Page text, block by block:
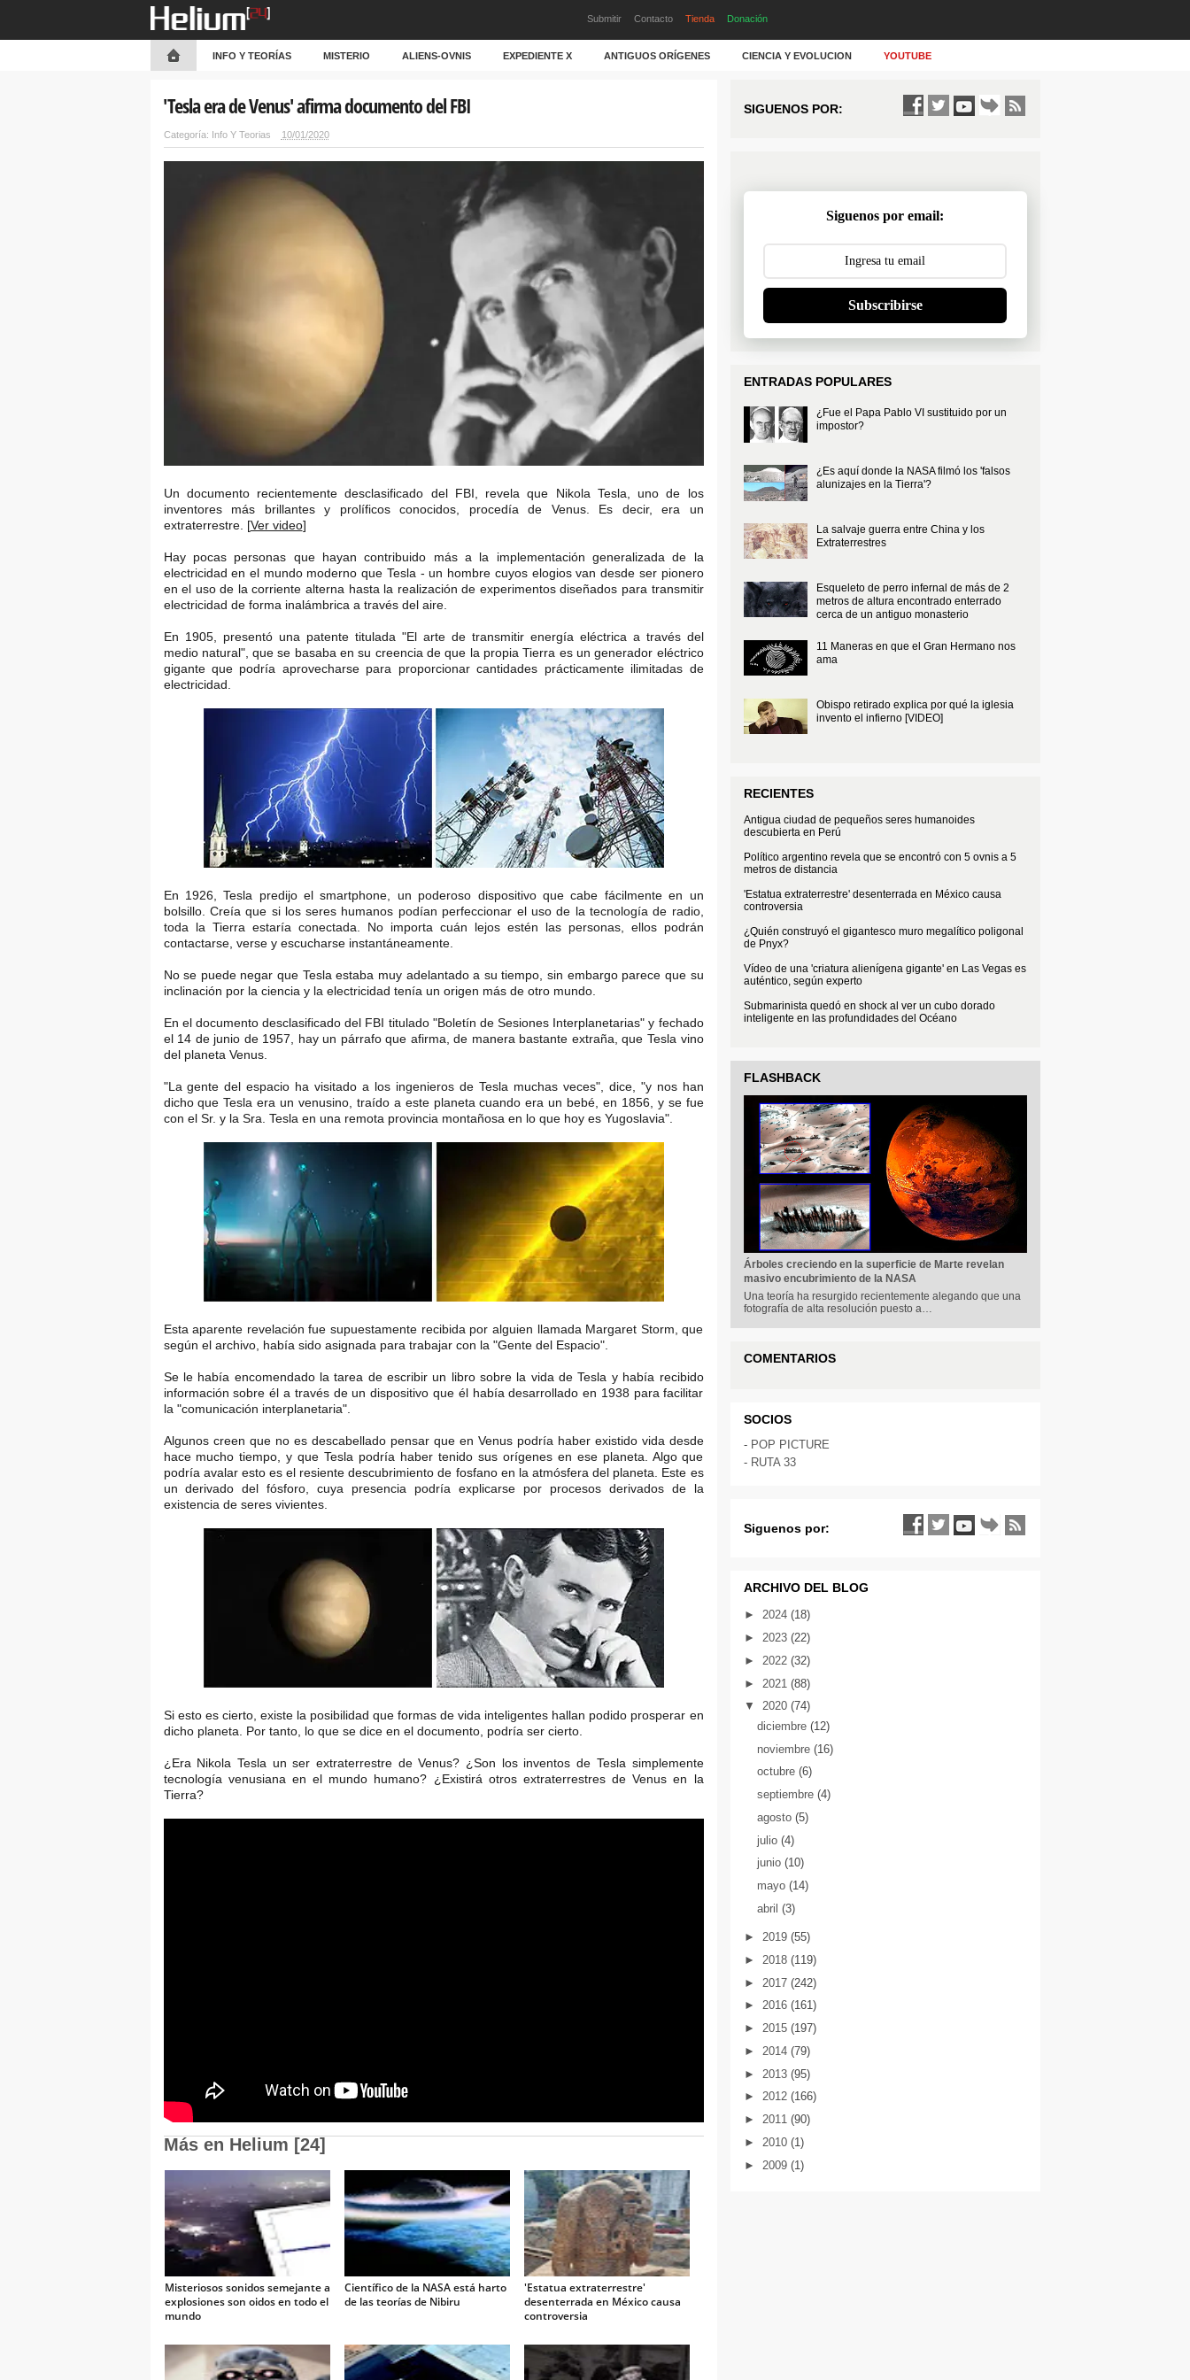
Submitir Contacto Tienda Donación
INFO Y TEORÍAS MISTERIO ALIENS-OVNIS EXPEDIENTE X ANTIGUOS ORÍGENES CIENCIA Y EVOLUCION YOUTUBE
'Tesla era de Venus' afirma documento del FBI
Categoría: Info Y Teorias 10/01/2020
Un documento recientemente desclasificado del FBI, revela que Nikola Tesla, uno de los
inventores más brillantes y prolíficos conocidos, procedía de Venus. Es decir, era un
extraterrestre. [Ver video]
Hay pocas personas que hayan contribuido más a la implementación generalizada de la
electricidad en el mundo moderno que Tesla - un hombre cuyos elogios van desde ser pionero
en el uso de la corriente alterna hasta la realización de experimentos diseñados para transmitir
electricidad de forma inalámbrica a través del aire.
En 1905, presentó una patente titulada "El arte de transmitir energía eléctrica a través del
medio natural", que se basaba en su creencia de que la propia Tierra es un generador eléctrico
gigante que podría aprovecharse para proporcionar cantidades prácticamente ilimitadas de
electricidad.
En 1926, Tesla predijo el smartphone, un poderoso dispositivo que cabe fácilmente en un
bolsillo. Creía que si los seres humanos podían perfeccionar el uso de la tecnología de radio,
toda la Tierra estaría conectada. No importa cuán lejos estén las personas, ellos podrán
contactarse, verse y escucharse instantáneamente.
No se puede negar que Tesla estaba muy adelantado a su tiempo, sin embargo parece que su
inclinación por la ciencia y la electricidad tenía un origen más de otro mundo.
En el documento desclasificado del FBI titulado "Boletín de Sesiones Interplanetarias" y fechado
el 14 de junio de 1957, hay un párrafo que afirma, de manera bastante extraña, que Tesla vino
del planeta Venus.
"La gente del espacio ha visitado a los ingenieros de Tesla muchas veces", dice, "y nos han
dicho que Tesla era un venusino, traído a este planeta cuando era un bebé, en 1856, y se fue
con el Sr. y la Sra. Tesla en una remota provincia montañosa en lo que hoy es Yugoslavia".
Esta aparente revelación fue supuestamente recibida por alguien llamada Margaret Storm, que
según el archivo, había sido asignada para trabajar con la "Gente del Espacio".
Se le había encomendado la tarea de escribir un libro sobre la vida de Tesla y había recibido
información sobre él a través de un dispositivo que él había desarrollado en 1938 para facilitar
la "comunicación interplanetaria".
Algunos creen que no es descabellado pensar que en Venus podría haber existido vida desde
hace mucho tiempo, y que Tesla podría haber tenido sus orígenes en ese planeta. Algo que
podría avalar esto es el resiente descubrimiento de fosfano en la atmósfera del planeta. Este es
un derivado del fósforo, cuya presencia podría explicarse por procesos derivados de la
existencia de seres vivientes.
Si esto es cierto, existe la posibilidad que formas de vida inteligentes hallan podido prosperar en
dicho planeta. Por tanto, lo que se dice en el documento, podría ser cierto.
¿Era Nikola Tesla un ser extraterrestre de Venus? ¿Son los inventos de Tesla simplemente
tecnología venusiana en el mundo humano? ¿Existirá otros extraterrestres de Venus en la
Tierra?
Más en Helium [24]
Misteriosos sonidos semejante a
explosiones son oidos en todo el
mundo
Científico de la NASA está harto
de las teorías de Nibiru
'Estatua extraterrestre'
desenterrada en México causa
controversia
SIGUENOS POR:
Siguenos por email:
Subscribirse
ENTRADAS POPULARES
¿Fue el Papa Pablo VI sustituido por un
impostor?
¿Es aquí donde la NASA filmó los 'falsos
alunizajes en la Tierra'?
La salvaje guerra entre China y los
Extraterrestres
Esqueleto de perro infernal de más de 2
metros de altura encontrado enterrado
cerca de un antiguo monasterio
11 Maneras en que el Gran Hermano nos
ama
Obispo retirado explica por qué la iglesia
invento el infierno [VIDEO]
RECIENTES
Antigua ciudad de pequeños seres humanoides
descubierta en Perú
Político argentino revela que se encontró con 5 ovnis a 5
metros de distancia
'Estatua extraterrestre' desenterrada en México causa
controversia
¿Quién construyó el gigantesco muro megalítico poligonal
de Pnyx?
Vídeo de una 'criatura alienígena gigante' en Las Vegas es
auténtico, según experto
Submarinista quedó en shock al ver un cubo dorado
inteligente en las profundidades del Océano
FLASHBACK
Árboles creciendo en la superficie de Marte revelan
masivo encubrimiento de la NASA
Una teoría ha resurgido recientemente alegando que una
fotografía de alta resolución puesto a…
COMENTARIOS
SOCIOS
- POP PICTURE
- RUTA 33
Siguenos por:
ARCHIVO DEL BLOG
► 2024 (18)
► 2023 (22)
► 2022 (32)
► 2021 (88)
▼ 2020 (74)
diciembre(12)
noviembre(16)
octubre(6)
septiembre(4)
agosto(5)
julio(4)
junio(10)
mayo(14)
abril(3)
► 2019 (55)
► 2018 (119)
► 2017 (242)
► 2016 (161)
► 2015 (197)
► 2014 (79)
► 2013 (95)
► 2012 (166)
► 2011 (90)
► 2010 (1)
► 2009 (1)